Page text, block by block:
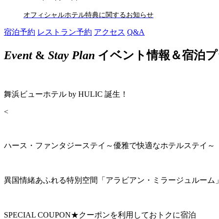
オフィシャルホテル特典に関するお知らせ
宿泊予約 レストラン予約 アクセス Q&A
Event& Stay Plan イベント情報＆宿泊
舞浜ビューホテル by HULIC 誕生！
<
ハース・ファンタジーステイ～優雅で快適なホテルステイ～
異国情緒あふれる特別空間「アラビアン・ミラージュルーム
SPECIAL COUPON★クーポンを利用しておトクに宿泊